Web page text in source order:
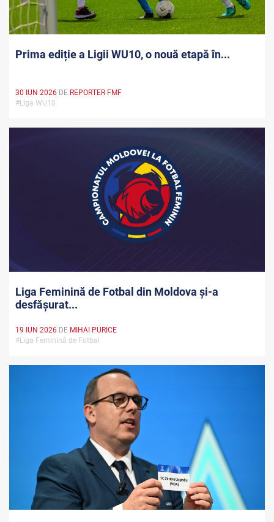
Prima ediție a Ligii WU10, o nouă etapă în...
30 IUN 2026 DE REPORTER FMF
#Liga WU10
Liga Feminină de Fotbal din Moldova și-a
desfășurat...
19 IUN 2026 DE MIHAI PURICE
#Liga Feminină de Fotbal